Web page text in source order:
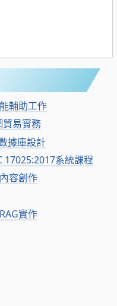
輔助工作
易實務
據庫設計
17025:2017系統課程
容創作
實作